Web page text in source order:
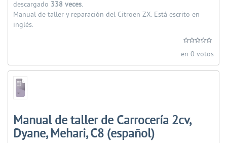
descargado 338 veces.
Manual de taller y reparación del Citroen ZX. Está escrito en
inglés.
en 0 votos
Manual de taller de Carrocería 2cv,
Dyane, Mehari, C8 (español)